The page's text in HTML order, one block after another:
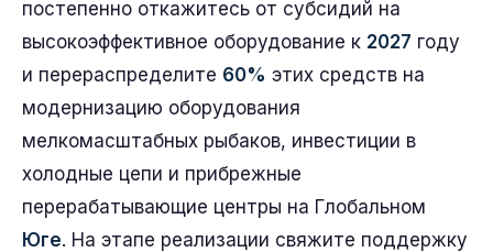
постепенно откажитесь от субсидий на
высокоэффективное оборудование к 2027 году
и перераспределите 60% этих средств на
модернизацию оборудования
мелкомасштабных рыбаков, инвестиции в
холодные цепи и прибрежные
перерабатывающие центры на Глобальном
Юге. На этапе реализации свяжите поддержку